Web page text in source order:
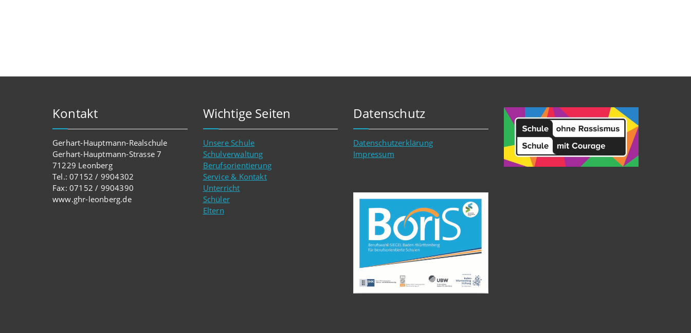
Kontakt
Gerhart-Hauptmann-Realschule
Gerhart-Hauptmann-Strasse 7
71229 Leonberg
Tel.: 07152 / 9904302
Fax: 07152 / 9904390
www.ghr-leonberg.de
Wichtige Seiten
Unsere Schule
Schulverwaltung
Berufsorientierung
Service & Kontakt
Unterricht
Schüler
Eltern
Datenschutz
Datenschutzerklärung
Impressum